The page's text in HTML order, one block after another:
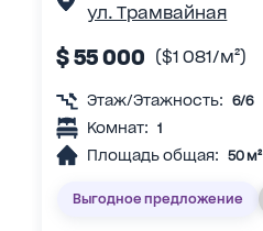
ул. Трамвайная
$ 55 000 ($1 081/м²)
Этаж/Этажность: 6/6
Комнат: 1
Площадь общая: 50 м²
Выгодное предложение